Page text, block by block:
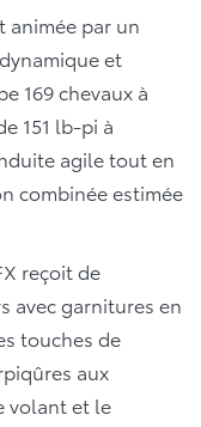
animée par un
et
169 chevaux à
151 lb-pi à
agile tout en
combinée estimée
reçoit de
avec garnitures en
touches de
aux
volant et le